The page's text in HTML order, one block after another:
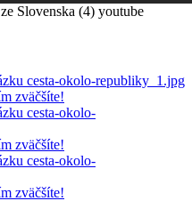
Slovenska (4) youtube
zväčšíte!
zväčšíte!
zväčšíte!